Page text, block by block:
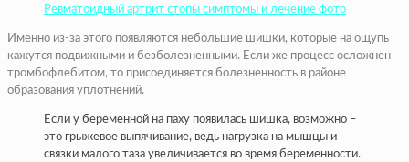
Ревматоидный артрит стопы симптомы и лечение фото
Именно из-за этого появляются небольшие шишки, которые на ощупь
кажутся подвижными и безболезненными. Если же процесс осложнен
тромбофлебитом, то присоединяется болезненность в районе
образования уплотнений.
Если у беременной на паху появилась шишка, возможно –
это грыжевое выпячивание, ведь нагрузка на мышцы и
связки малого таза увеличивается во время беременности.